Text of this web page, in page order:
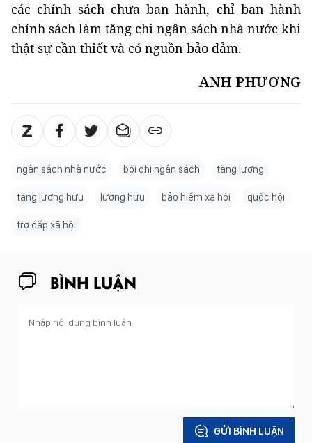
các chính sách chưa ban hành, chỉ ban hành
chính sách làm tăng chi ngân sách nhà nước khi
thật sự cần thiết và có nguồn bảo đảm.
ANH PHƯƠNG
ngân sách nhà nước bội chi ngân sách tăng lương
tăng lương hưu lương hưu bảo hiểm xã hội quốc hội
trợ cấp xã hội
BÌNH LUẬN
GỬI BÌNH LUẬN